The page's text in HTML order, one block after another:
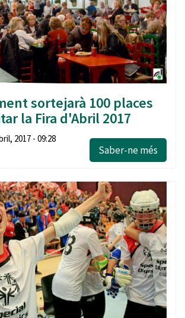
sortejarà 100 places
la Fira d'Abril 2017
2017 - 09:28
Saber-ne més